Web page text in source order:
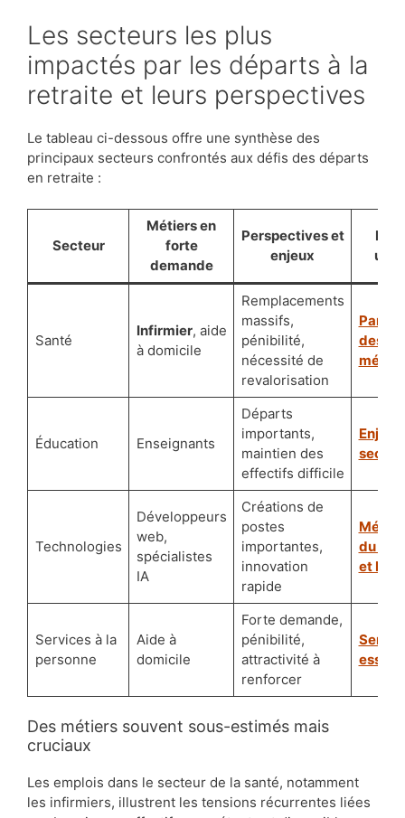
Les secteurs les plus
impactés par les départs à la
retraite et leurs perspectives
Le tableau ci-dessous offre une synthèse des
principaux secteurs confrontés aux défis des départs
en retraite :
Secteur
Métiers en
forte
demande
Perspectives et
enjeux
Santé
Infirmier, aide
à domicile
Remplacements
massifs,
pénibilité,
nécessité de
revalorisation
des
Éducation Enseignants
Départs
importants,
maintien des
effectifs difficile
Enjeux
Technologies
Développeurs
web,
spécialistes
IA
Créations de
postes
importantes,
innovation
rapide
du
et IA
Services à la
personne
Aide à
domicile
Forte demande,
pénibilité,
attractivité à
renforcer
Des métiers souvent sous-estimés mais
cruciaux
Les emplois dans le secteur de la santé, notamment
les infirmiers, illustrent les tensions récurrentes liées